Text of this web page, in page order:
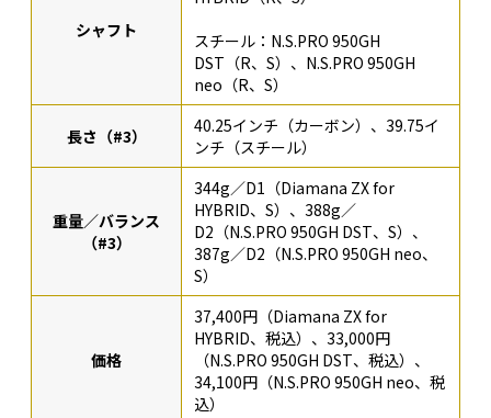
シャフト
スチール：N.S.PRO 950GH
DST（R、S）、N.S.PRO 950GH
neo（R、S）
長さ（#3）
40.25インチ（カーボン）、39.75イ
ンチ（スチール）
重量／バランス
（#3）
344g／D1（Diamana ZX for
HYBRID、S）、388g／
D2（N.S.PRO 950GH DST、S）、
387g／D2（N.S.PRO 950GH neo、
S）
価格
37,400円（Diamana ZX for
HYBRID、税込）、33,000円
（N.S.PRO 950GH DST、税込）、
34,100円（N.S.PRO 950GH neo、税
込）